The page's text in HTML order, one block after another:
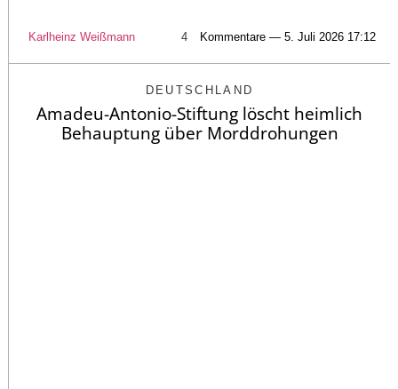
Karlheinz Weißmann 4 Kommentare — 5. Juli 2026 17:12
DEUTSCHLAND
Amadeu-Antonio-Stiftung löscht heimlich
Behauptung über Morddrohungen